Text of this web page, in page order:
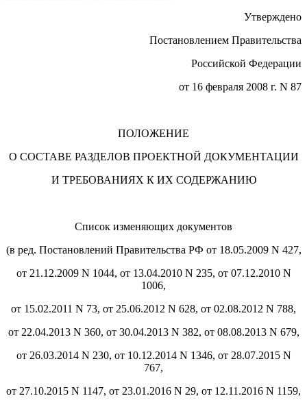
Утверждено
Постановлением Правительства
Российской Федерации
от 16 февраля 2008 г. N 87
ПОЛОЖЕНИЕ
О СОСТАВЕ РАЗДЕЛОВ ПРОЕКТНОЙ ДОКУМЕНТАЦИИ
И ТРЕБОВАНИЯХ К ИХ СОДЕРЖАНИЮ
Список изменяющих документов
(в ред. Постановлений Правительства РФ от 18.05.2009 N 427,
от 21.12.2009 N 1044, от 13.04.2010 N 235, от 07.12.2010 N
1006,
от 15.02.2011 N 73, от 25.06.2012 N 628, от 02.08.2012 N 788,
от 22.04.2013 N 360, от 30.04.2013 N 382, от 08.08.2013 N 679,
от 26.03.2014 N 230, от 10.12.2014 N 1346, от 28.07.2015 N
767,
от 27.10.2015 N 1147, от 23.01.2016 N 29, от 12.11.2016 N 1159,